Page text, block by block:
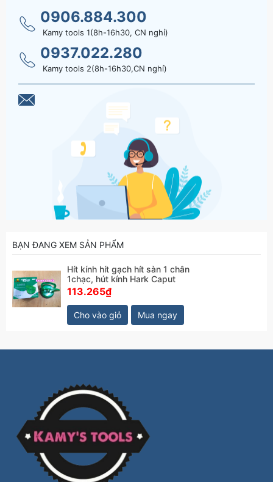
0906.884.300
Kamy tools 1(8h-16h30, CN nghỉ)
0937.022.280
Kamy tools 2(8h-16h30,CN nghỉ)
BẠN ĐANG XEM SẢN PHẨM
Hít kính hít gạch hít sàn 1 chân
1chạc, hút kính Hark Caput
113.265₫
Cho vào giỏ Mua ngay